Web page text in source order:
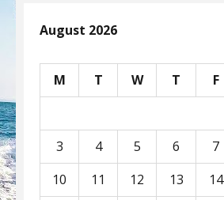
August 2026
M T W T F
3
4 5 6 7
10
11 12 13 14